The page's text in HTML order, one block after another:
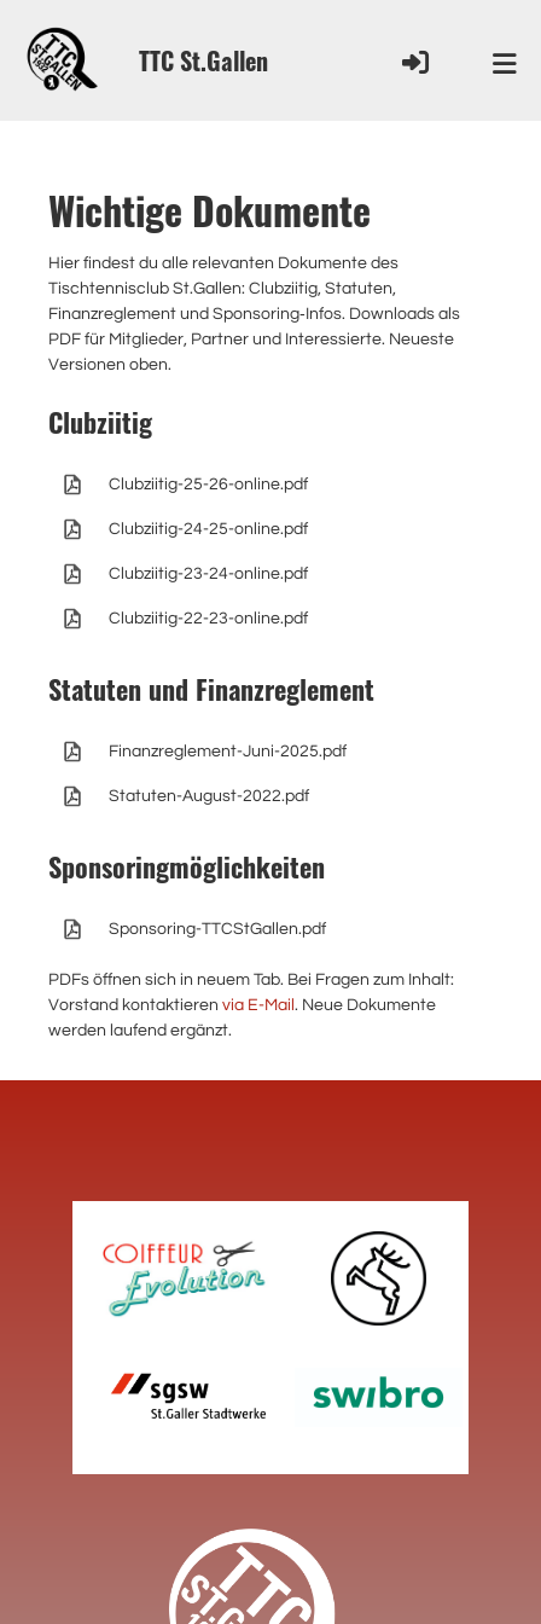
TTC St.Gallen
Wichtige Dokumente
Hier findest du alle relevanten Dokumente des
Tischtennisclub St.Gallen: Clubziitig, Statuten,
Finanzreglement und Sponsoring‑Infos. Downloads als
PDF für Mitglieder, Partner und Interessierte. Neueste
Versionen oben.
Clubziitig
Clubziitig-25-26-online.pdf
Clubziitig-24-25-online.pdf
Clubziitig-23-24-online.pdf
Clubziitig-22-23-online.pdf
Statuten und Finanzreglement
Finanzreglement-Juni-2025.pdf
Statuten-August-2022.pdf
Sponsoringmöglichkeiten
Sponsoring-TTCStGallen.pdf
PDFs öffnen sich in neuem Tab. Bei Fragen zum Inhalt:
Vorstand kontaktieren via E-Mail . Neue Dokumente
werden laufend ergänzt.